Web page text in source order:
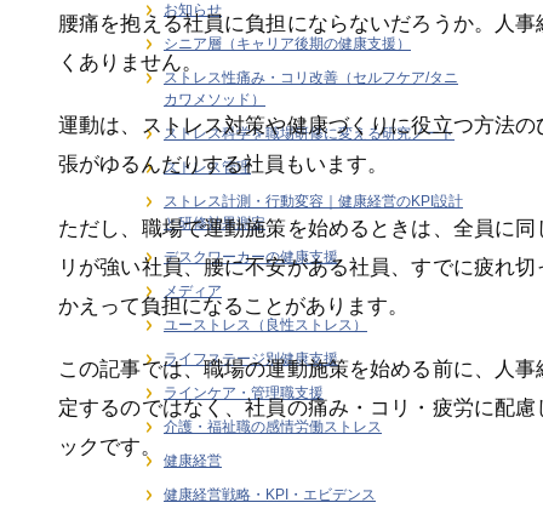
腰痛を抱える社員に負担にならないだろうか。人
くありません。
運動は、ストレス対策や健康づくりに役立つ方法
張がゆるんだりする社員もいます。
ただし、職場で運動施策を始めるときは、全員に
リが強い社員、腰に不安がある社員、すでに疲れ
かえって負担になることがあります。
この記事では、職場の運動施策を始める前に、人
定するのではなく、社員の痛み・コリ・疲労に配
ックです。
お知らせ
シニア層（キャリア後期の健康支援）
ストレス性痛み・コリ改善（セルフケア/タニ
カワメソッド）
ストレス科学を職場研修に変える研究ノート
ストレス管理
ストレス計測・行動変容｜健康経営のKPI設計
と研修効果測定
デスクワーカーの健康支援
メディア
ユーストレス（良性ストレス）
ライフステージ別健康支援
ラインケア・管理職支援
介護・福祉職の感情労働ストレス
健康経営
健康経営戦略・KPI・エビデンス